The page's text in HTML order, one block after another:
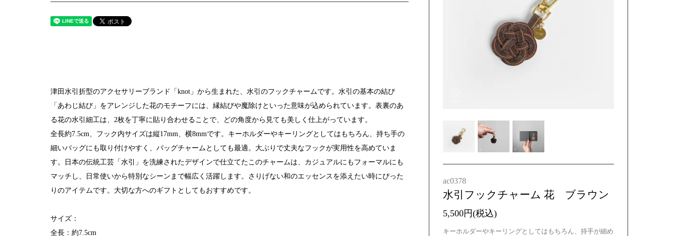
津田水引折型のアクセサリーブランド「knot」から生まれた、水引のフックチャームです。水引の基本の結び
「あわじ結び」をアレンジした花のモチーフには、縁結びや魔除けといった意味が込められています。表裏のあ
る花の水引細工は、2枚を丁寧に貼り合わせることで、どの角度から見ても美しく仕上がっています。
全長約7.5cm、フック内サイズは縦17mm、横8mmです。キーホルダーやキーリングとしてはもちろん、持ち手の
細いバッグにも取り付けやすく、バッグチャームとしても最適。大ぶりで丈夫なフックが実用性を高めていま
す。日本の伝統工芸「水引」を洗練されたデザインで仕立てたこのチャームは、カジュアルにもフォーマルにも
マッチし、日常使いから特別なシーンまで幅広く活躍します。さりげない和のエッセンスを添えたい時にぴった
りのアイテムです。大切な方へのギフトとしてもおすすめです。
サイズ：
全長：約7.5cm
ac0378
水引フックチャーム 花 ブラウン
5,500円(税込)
キーホルダーやキーリングとしてはもちろん、持手が細め